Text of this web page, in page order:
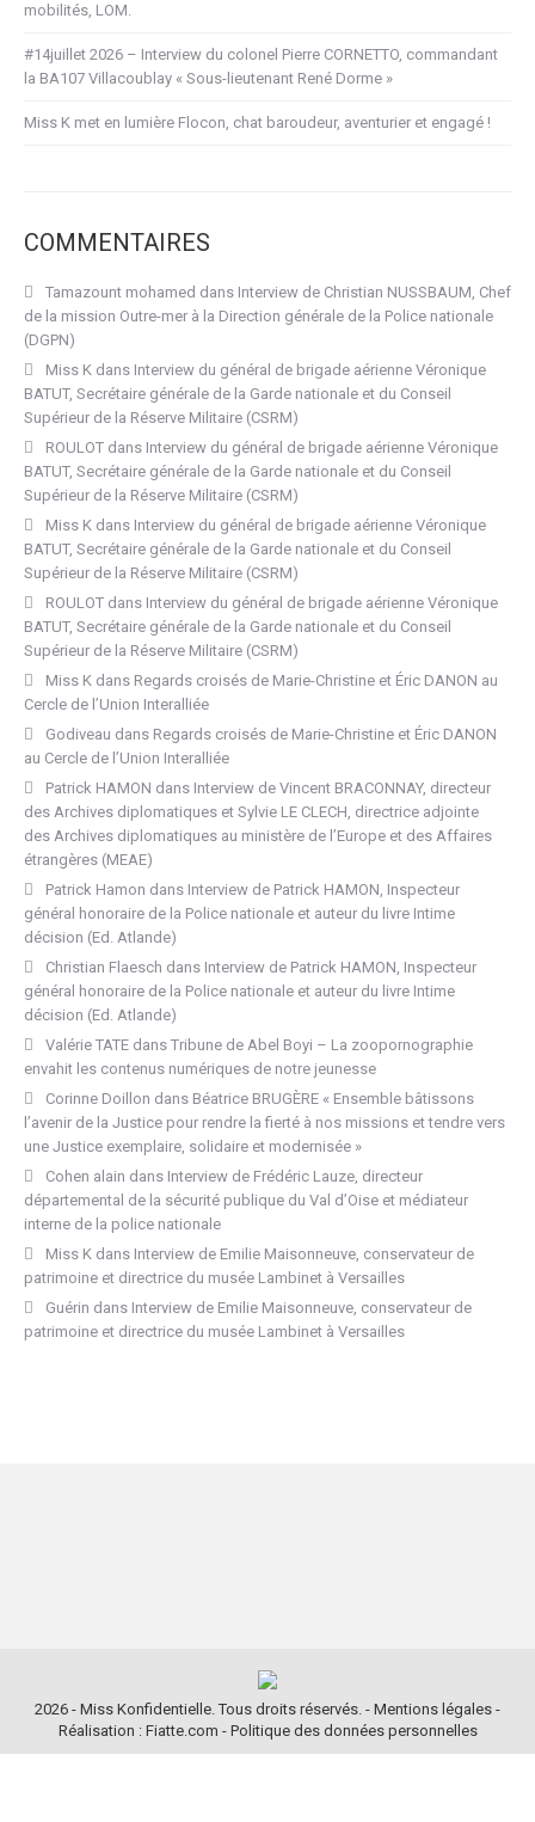
mobilités, LOM.
#14juillet 2026 – Interview du colonel Pierre CORNETTO, commandant
la BA107 Villacoublay « Sous-lieutenant René Dorme »
Miss K met en lumière Flocon, chat baroudeur, aventurier et engagé !
COMMENTAIRES
Tamazount mohamed dans Interview de Christian NUSSBAUM, Chef
de la mission Outre-mer à la Direction générale de la Police nationale
(DGPN)
Miss K dans Interview du général de brigade aérienne Véronique
BATUT, Secrétaire générale de la Garde nationale et du Conseil
Supérieur de la Réserve Militaire (CSRM)
ROULOT dans Interview du général de brigade aérienne Véronique
BATUT, Secrétaire générale de la Garde nationale et du Conseil
Supérieur de la Réserve Militaire (CSRM)
Miss K dans Interview du général de brigade aérienne Véronique
BATUT, Secrétaire générale de la Garde nationale et du Conseil
Supérieur de la Réserve Militaire (CSRM)
ROULOT dans Interview du général de brigade aérienne Véronique
BATUT, Secrétaire générale de la Garde nationale et du Conseil
Supérieur de la Réserve Militaire (CSRM)
Miss K dans Regards croisés de Marie-Christine et Éric DANON au
Cercle de l’Union Interalliée
Godiveau dans Regards croisés de Marie-Christine et Éric DANON
au Cercle de l’Union Interalliée
Patrick HAMON dans Interview de Vincent BRACONNAY, directeur
des Archives diplomatiques et Sylvie LE CLECH, directrice adjointe
des Archives diplomatiques au ministère de l’Europe et des Affaires
étrangères (MEAE)
Patrick Hamon dans Interview de Patrick HAMON, Inspecteur
général honoraire de la Police nationale et auteur du livre Intime
décision (Ed. Atlande)
Christian Flaesch dans Interview de Patrick HAMON, Inspecteur
général honoraire de la Police nationale et auteur du livre Intime
décision (Ed. Atlande)
Valérie TATE dans Tribune de Abel Boyi – La zoopornographie
envahit les contenus numériques de notre jeunesse
Corinne Doillon dans Béatrice BRUGÈRE « Ensemble bâtissons
l’avenir de la Justice pour rendre la fierté à nos missions et tendre vers
une Justice exemplaire, solidaire et modernisée »
Cohen alain dans Interview de Frédéric Lauze, directeur
départemental de la sécurité publique du Val d’Oise et médiateur
interne de la police nationale
Miss K dans Interview de Emilie Maisonneuve, conservateur de
patrimoine et directrice du musée Lambinet à Versailles
Guérin dans Interview de Emilie Maisonneuve, conservateur de
patrimoine et directrice du musée Lambinet à Versailles
2026 - Miss Konfidentielle. Tous droits réservés. - Mentions légales -
Réalisation : Fiatte.com - Politique des données personnelles